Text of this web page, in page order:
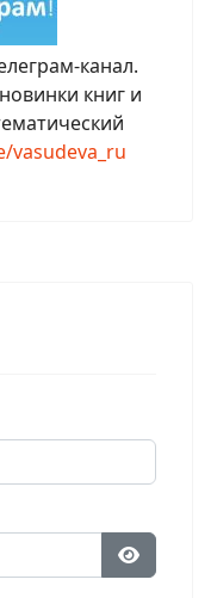
канал.
книг и
vasudeva_ru